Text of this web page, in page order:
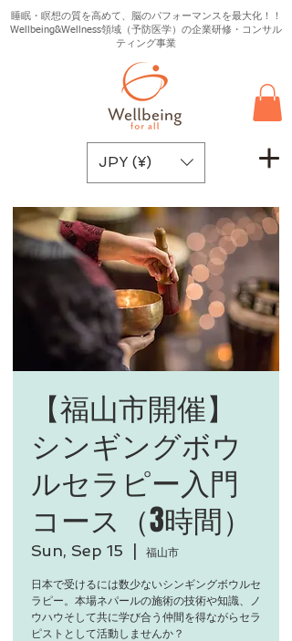
睡眠・瞑想の質を高めて、脳のパフォーマンスを最大化！！
Wellbeing&Wellness領域（予防医学）の企業研修・コンサル
ティング事業
JPY (¥)
【福山市開催】
シンギングボウ
ルセラピー入門
コース（3時間）
Sun, Sep 15
  |
福山市
日本で受けるには数少ないシンギングボウルセ
ラピー。本場ネパールの施術の技術や知識、ノ
ウハウそして共に学び合う仲間を得ながらセラ
ピストとして活動しませんか？